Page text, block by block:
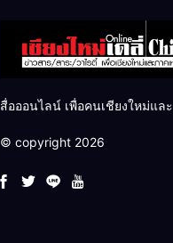
สื่อออนไลน์ เพื่อคนเชียงใหม่แล
© copyright 2026